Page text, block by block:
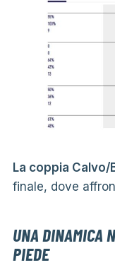
La coppia Calvo/
finale, dove
UNA DINAMICA
PIEDE